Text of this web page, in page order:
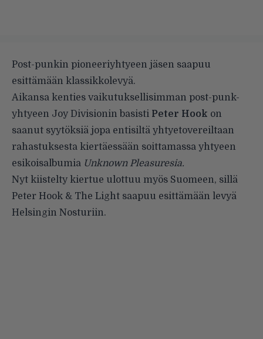
Post-punkin pioneeriyhtyeen jäsen saapuu
esittämään klassikkolevyä.
Aikansa kenties vaikutuksellisimman post-punk-
yhtyeen Joy Divisionin basisti Peter Hook on
saanut syytöksiä jopa entisiltä yhtyetovereiltaan
rahastuksesta kiertäessään soittamassa yhtyeen
esikoisalbumia Unknown Pleasuresia.
Nyt kiistelty kiertue ulottuu myös Suomeen, sillä
Peter Hook & The Light saapuu esittämään levyä
Helsingin Nosturiin.